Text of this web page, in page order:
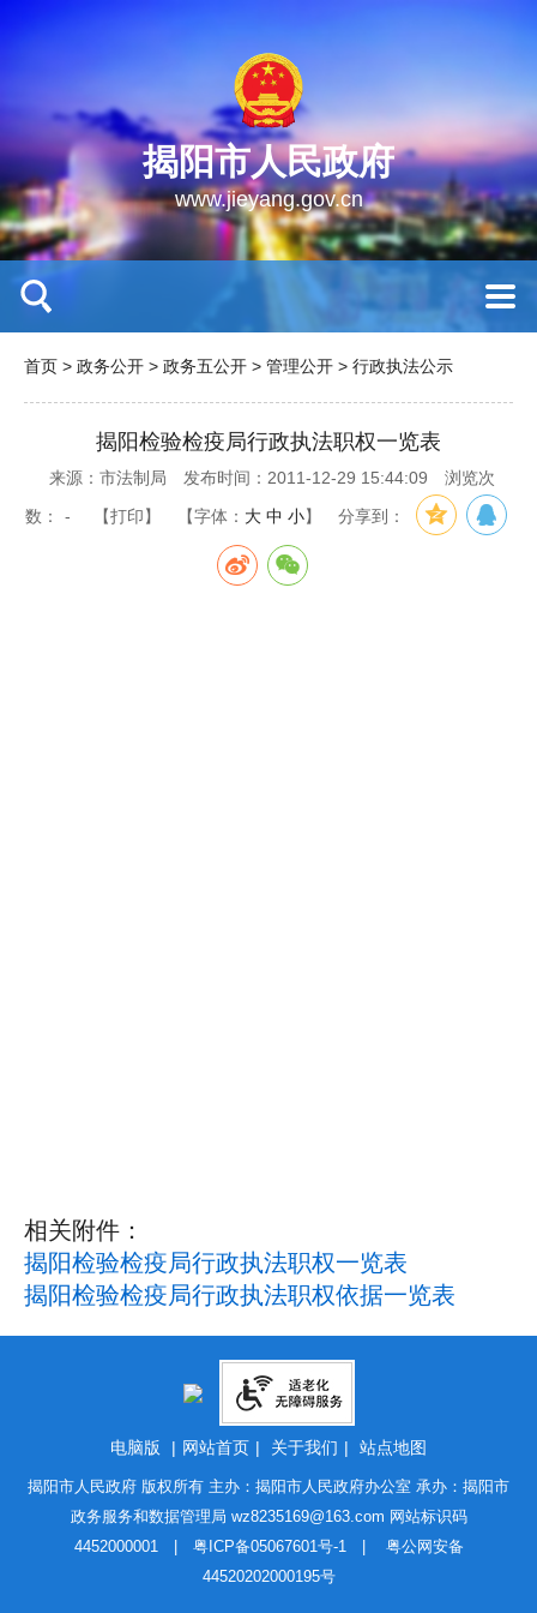
揭阳市人民政府
www.jieyang.gov.cn
首页 > 政务公开 > 政务五公开 > 管理公开 > 行政执法公示
揭阳检验检疫局行政执法职权一览表
来源：市法制局 发布时间：2011-12-29 15:44:09 浏览次
数： - 【打印】 【字体： 大 中 小】 分享到：
相关附件：
揭阳检验检疫局行政执法职权一览表
揭阳检验检疫局行政执法职权依据一览表
电脑版 | 网站首页 | 关于我们 | 站点地图
揭阳市人民政府 版权所有 主办：揭阳市人民政府办公室 承办：揭阳市
政务服务和数据管理局 wz8235169@163.com 网站标识码
4452000001 | 粤ICP备05067601号-1| 粤公网安备
44520202000195号